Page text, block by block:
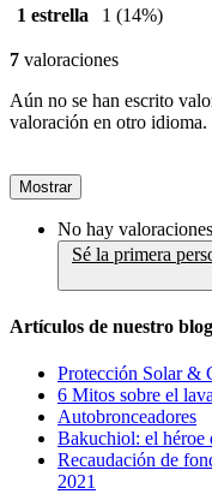
1 estrella
1 (14%)
7 valoraciones
Aún no se han escrito
valoración en otro idioma.
Mostrar
No hay
Sé la primera
Artículos de nuestro
Protección Solar &
6 Mitos sobre el
Autobronceadores
Bakuchiol: el héroe
Recaudación de
2021